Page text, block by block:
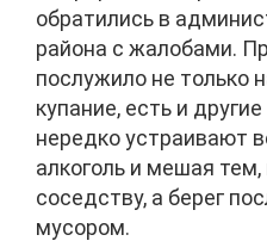
обратились в
района с жалобами.
послужило не только
купание, есть и
нередко устраивают
алкоголь и мешая
соседству, а берег
мусором.